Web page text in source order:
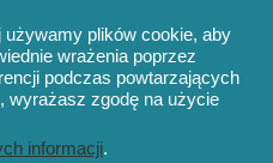
OceanThemes
używamy plików cookie, aby
wrażenia poprzez
podczas powtarzających
wyrażasz zgodę na użycie
informacji.